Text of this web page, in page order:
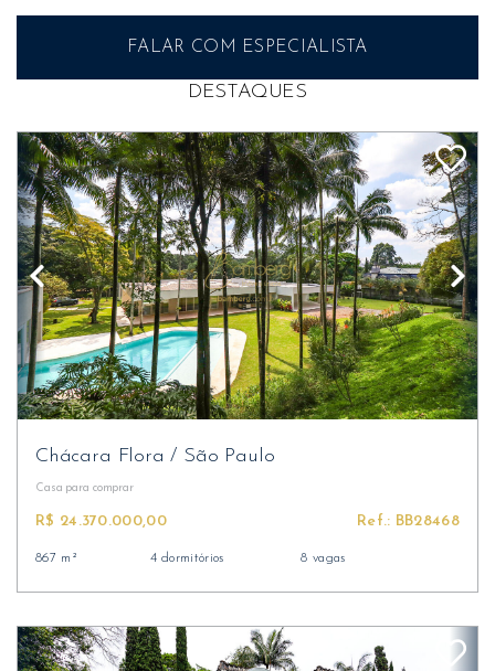
FALAR COM ESPECIALISTA
DESTAQUES
Chácara Flora/ São Paulo
Casa para comprar
R$ 24.370.000,00 Ref.: BB28468
867 m² 4 dormitórios 8 vagas